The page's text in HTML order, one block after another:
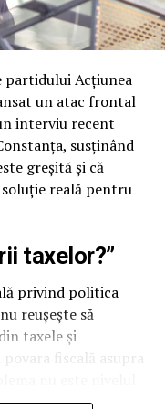
and dialogue
within the
partidului Acțiunea
un atac frontal
interviu recent
susținând
greșită și că
reală pentru
taxelor?”
privind politica
reușește să
taxele și
fiscală asupra
și tolerarea unor